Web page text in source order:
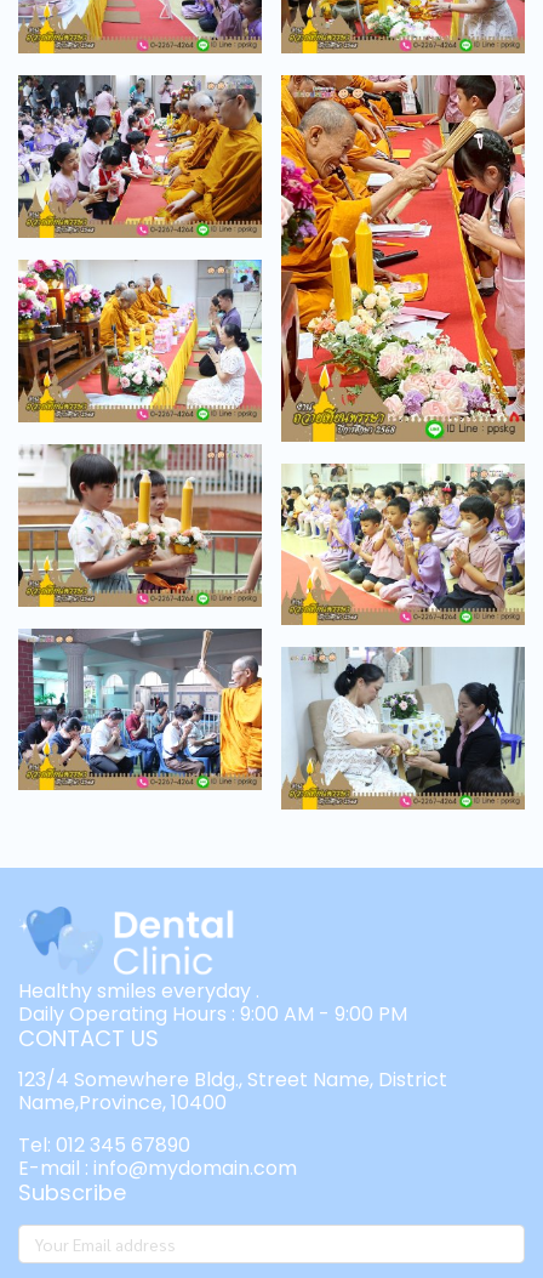
Healthy smiles everyday .
Daily Operating Hours : 9:00 AM - 9:00 PM
CONTACT US
123/4 Somewhere Bldg., Street Name, District
Name,Province, 10400
Tel: 012 345 67890
E-mail : info@mydomain.com
Subscribe